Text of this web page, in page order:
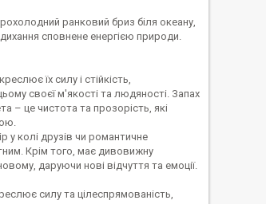
ранковий бриз біля океану,
сповнене енергією природи.
їх силу і стійкість,
своєї м'якості та людяності. Запах
– це чистота та прозорість, які
у колі друзів чи романтичне
Крім того, має дивовижну
даруючи нові відчуття та емоції.
силу та цілеспрямованість,